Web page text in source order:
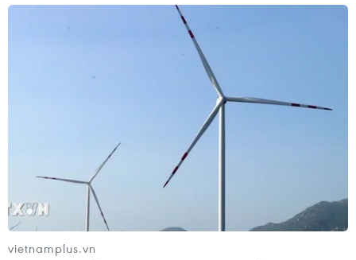
OpenAI muốn huy động hàng tỷ USD để
lập mạng lưới nhà máy chip AI
vietnamplus.vn